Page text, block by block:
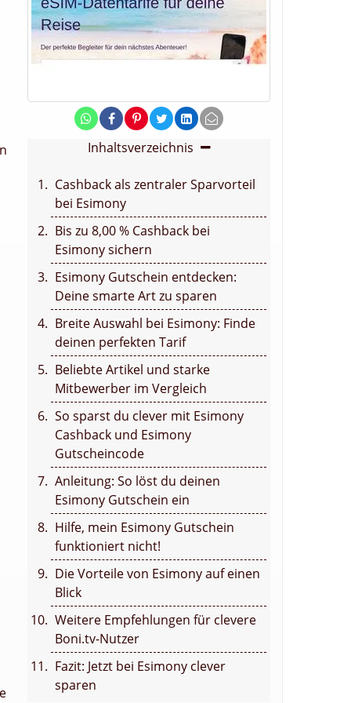
Inhaltsverzeichnis
Cashback als zentraler Sparvorteil
bei Esimony
Bis zu 8,00 % Cashback bei
Esimony sichern
Esimony Gutschein entdecken:
Deine smarte Art zu sparen
Breite Auswahl bei Esimony: Finde
deinen perfekten Tarif
Beliebte Artikel und starke
Mitbewerber im Vergleich
So sparst du clever mit Esimony
Cashback und Esimony
Gutscheincode
Anleitung: So löst du deinen
Esimony Gutschein ein
Hilfe, mein Esimony Gutschein
funktioniert nicht!
Die Vorteile von Esimony auf einen
Blick
Weitere Empfehlungen für clevere
Boni.tv-Nutzer
Fazit: Jetzt bei Esimony clever
sparen